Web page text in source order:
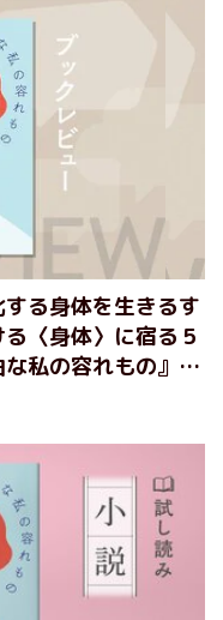
る身体を生きるす
〈身体〉に宿る５
私の容れもの』蛭